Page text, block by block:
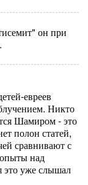
он при
евреев
Никто
Шамиром - это
полон статей,
сравнивают с
над
это уже слышал